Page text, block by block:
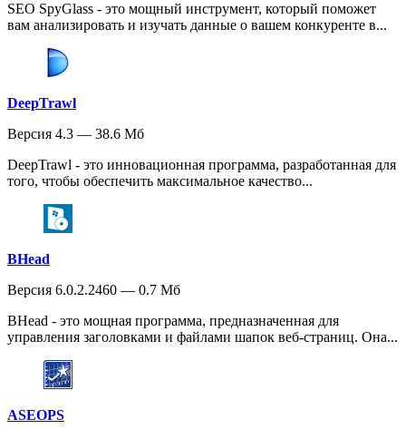
SEO SpyGlass - это мощный инструмент, который поможет
вам анализировать и изучать данные о вашем конкуренте в...
DeepTrawl
Версия 4.3 — 38.6 Мб
DeepTrawl - это инновационная программа, разработанная для
того, чтобы обеспечить максимальное качество...
BHead
Версия 6.0.2.2460 — 0.7 Мб
BHead - это мощная программа, предназначенная для
управления заголовками и файлами шапок веб-страниц. Она...
ASEOPS